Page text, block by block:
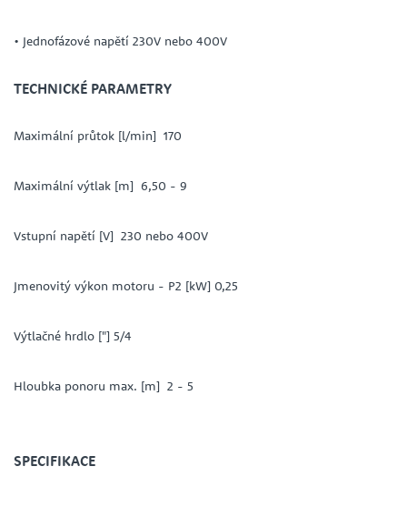
• Jednofázové napětí 230V nebo 400V
TECHNICKÉ PARAMETRY
Maximální průtok [l/min] 170
Maximální výtlak [m] 6,50 - 9
Vstupní napětí [V] 230 nebo 400V
Jmenovitý výkon motoru - P2 [kW] 0,25
Výtlačné hrdlo ["] 5/4
Hloubka ponoru max. [m] 2 - 5
SPECIFIKACE